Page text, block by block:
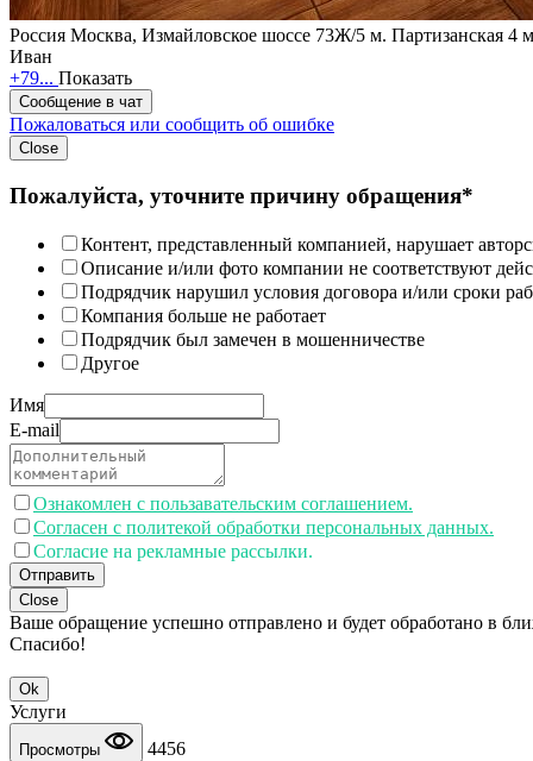
Россия Москва, Измайловское шоссе 73Ж/5 м. Партизанская 4
Иван
+79... Показать
Сообщение в чат
Пожаловаться или сообщить об ошибке
Close
Пожалуйста, уточните причину обращения*
Контент, представленный компанией, нарушает
Описание и/или фото компании не соответствуют
Подрядчик нарушил условия договора и/или сроки
Компания больше не работает
Подрядчик был замечен в мошенничестве
Другое
Имя
E-mail
Ознакомлен с пользавательским соглашением.
Согласен с политекой обработки персональных данных.
Согласие на рекламные рассылки.
Отправить
Close
Ваше обращение успешно отправлено и будет обработано в
Спасибо!
Ok
Услуги
Просмотры 4456